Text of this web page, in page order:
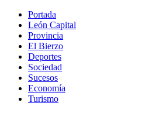
Portada
León Capital
Provincia
El Bierzo
Deportes
Sociedad
Sucesos
Economía
Turismo